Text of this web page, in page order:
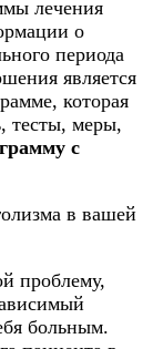
лечения
о
периода
является
которая
тесты, меры,
с
в вашей
проблему,
больным.